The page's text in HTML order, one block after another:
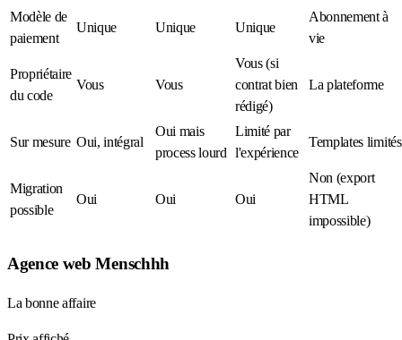
Modèle de
paiement
Unique Unique Unique
Abonnement à
vie
Propriétaire
du code
Vous Vous
Vous (si
contrat bien
rédigé)
La plateforme
Sur mesure Oui, intégral
Oui mais
process lourd
Limité par
l'expérience
Templates limités
Migration
possible
Oui Oui Oui
Non (export
HTML
impossible)
Agence web Menschhh
La bonne affaire